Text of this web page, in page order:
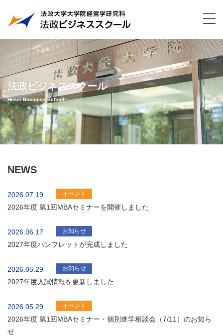
法政ビジネススクール
Hosei Business School
NEWS
2026.07.19 イベント
2026年度 第1回MBAセミナーを開催しました
2026.06.17 お知らせ
2027年度パンフレットが完成しました
2026.05.29 お知らせ
2027年度入試情報を更新しました
2026.05.29 イベント
2026年度 第1回MBAセミナー・個別進学相談会（7/11）のお知ら
せ